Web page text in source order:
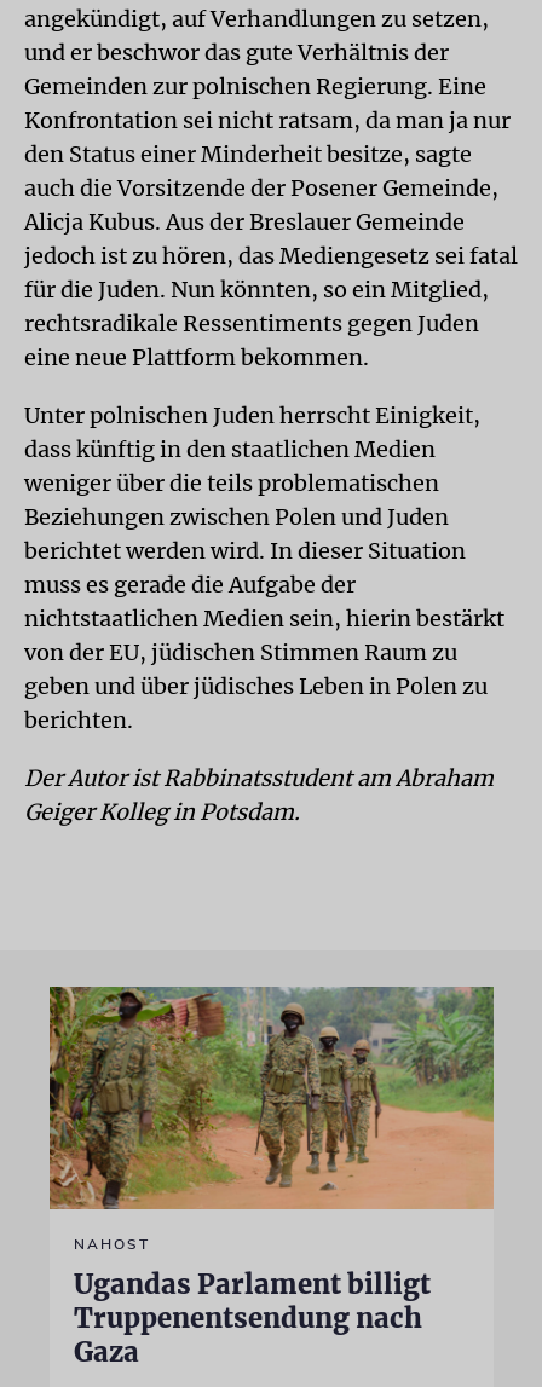
angekündigt, auf Verhandlungen zu setzen,
und er beschwor das gute Verhältnis der
Gemeinden zur polnischen Regierung. Eine
Konfrontation sei nicht ratsam, da man ja nur
den Status einer Minderheit besitze, sagte
auch die Vorsitzende der Posener Gemeinde,
Alicja Kubus. Aus der Breslauer Gemeinde
jedoch ist zu hören, das Mediengesetz sei fatal
für die Juden. Nun könnten, so ein Mitglied,
rechtsradikale Ressentiments gegen Juden
eine neue Plattform bekommen.
Unter polnischen Juden herrscht Einigkeit,
dass künftig in den staatlichen Medien
weniger über die teils problematischen
Beziehungen zwischen Polen und Juden
berichtet werden wird. In dieser Situation
muss es gerade die Aufgabe der
nichtstaatlichen Medien sein, hierin bestärkt
von der EU, jüdischen Stimmen Raum zu
geben und über jüdisches Leben in Polen zu
berichten.
Der Autor ist Rabbinatsstudent am Abraham
Geiger Kolleg in Potsdam.
NAHOST
Ugandas Parlament billigt
Truppenentsendung nach
Gaza